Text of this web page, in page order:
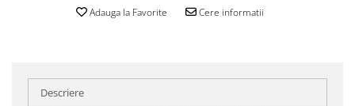
Adauga la Favorite Cere informatii
Descriere